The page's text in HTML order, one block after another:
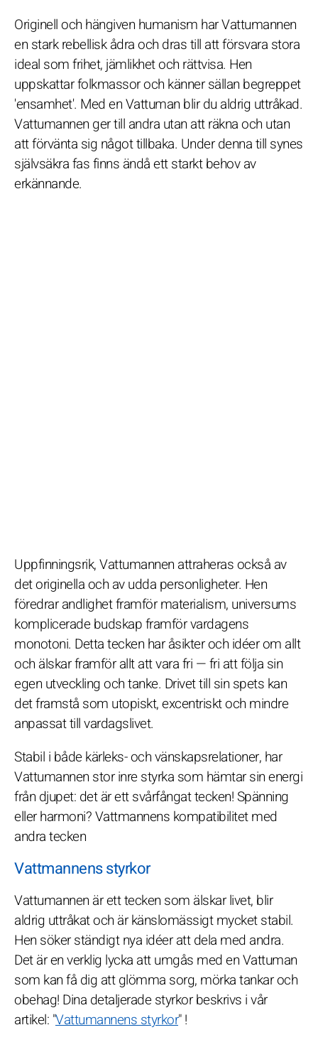
Originell och hängiven humanism har Vattumannen
en stark rebellisk ådra och dras till att försvara stora
ideal som frihet, jämlikhet och rättvisa. Hen
uppskattar folkmassor och känner sällan begreppet
'ensamhet'. Med en Vattuman blir du aldrig uttråkad.
Vattumannen ger till andra utan att räkna och utan
att förvänta sig något tillbaka. Under denna till synes
självsäkra fas finns ändå ett starkt behov av
erkännande.
Uppfinningsrik, Vattumannen attraheras också av
det originella och av udda personligheter. Hen
föredrar andlighet framför materialism, universums
komplicerade budskap framför vardagens
monotoni. Detta tecken har åsikter och idéer om allt
och älskar framför allt att vara fri — fri att följa sin
egen utveckling och tanke. Drivet till sin spets kan
det framstå som utopiskt, excentriskt och mindre
anpassat till vardagslivet.
Stabil i både kärleks- och vänskapsrelationer, har
Vattumannen stor inre styrka som hämtar sin energi
från djupet: det är ett svårfångat tecken! Spänning
eller harmoni? Vattmannens kompatibilitet med
andra tecken
Vattmannens styrkor
Vattumannen är ett tecken som älskar livet, blir
aldrig uttråkat och är känslomässigt mycket stabil.
Hen söker ständigt nya idéer att dela med andra.
Det är en verklig lycka att umgås med en Vattuman
som kan få dig att glömma sorg, mörka tankar och
obehag! Dina detaljerade styrkor beskrivs i vår
artikel: "Vattumannens styrkor" !